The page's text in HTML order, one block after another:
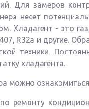
Для замеров
несет
Хладагент - это
R32a и другие.
техники.
хладагента.
можно
ремонту